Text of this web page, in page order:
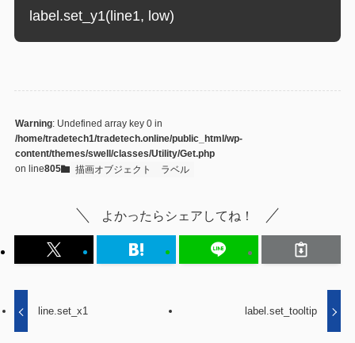
label.set_y1(line1, low)
Warning: Undefined array key 0 in
/home/tradetech1/tradetech.online/public_html/wp-
content/themes/swell/classes/Utility/Get.php
on line805 描画オブジェクト ラベル
よかったらシェアしてね！
line.set_x1 label.set_tooltip